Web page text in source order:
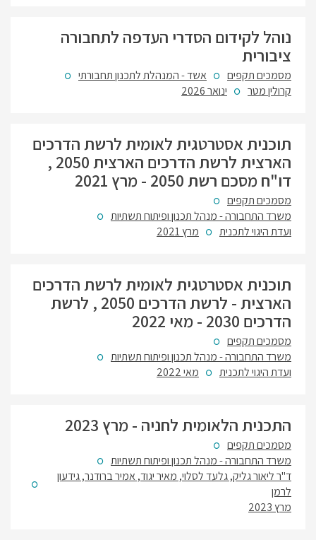
נוהל לקידום הסדרי העדפה לתחבורה
ציבורית
מסמכים תקפים
אשד - המנהלת לתכנון תחבורתי
קרולין מטר
ינואר 2026
תוכנית אסטרטגית לאומית לרשת הדרכים
הארצית לרשת הדרכים הארצית 2050 ,
דו"ח מסכם רשת 2050 - מרץ 2021
מסמכים תקפים
משרד התחבורה - מנהל תכנון ופיתוח תשתיות
ועדת היגוי לתכנית
מרץ 2021
תוכנית אסטרטגית לאומית לרשת הדרכים
הארצית - לרשת הדרכים 2050 , לרשת
הדרכים 2030 - מאי 2022
מסמכים תקפים
משרד התחבורה - מנהל תכנון ופיתוח תשתיות
ועדת היגוי לתכנית
מאי 2022
התכנית הלאומית לחניה - מרץ 2023
מסמכים תקפים
משרד התחבורה - מנהל תכנון ופיתוח תשתיות
ד"ר ליאור גליק, גלעד לסלוי, מאיר יגוד, אמיר ברודנר, גידעון
לרמן
מרץ 2023